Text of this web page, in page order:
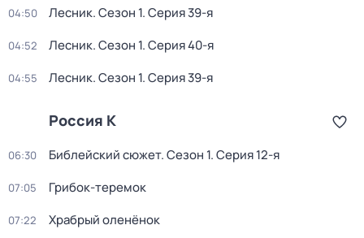
04:50 Лесник. Сезон 1. Серия 39-я
04:52 Лесник. Сезон 1. Серия 40-я
04:55 Лесник. Сезон 1. Серия 39-я
Россия К
06:30 Библейский сюжет. Сезон 1. Серия 12-я
07:05 Грибок-теремок
07:22 Храбрый оленёнок